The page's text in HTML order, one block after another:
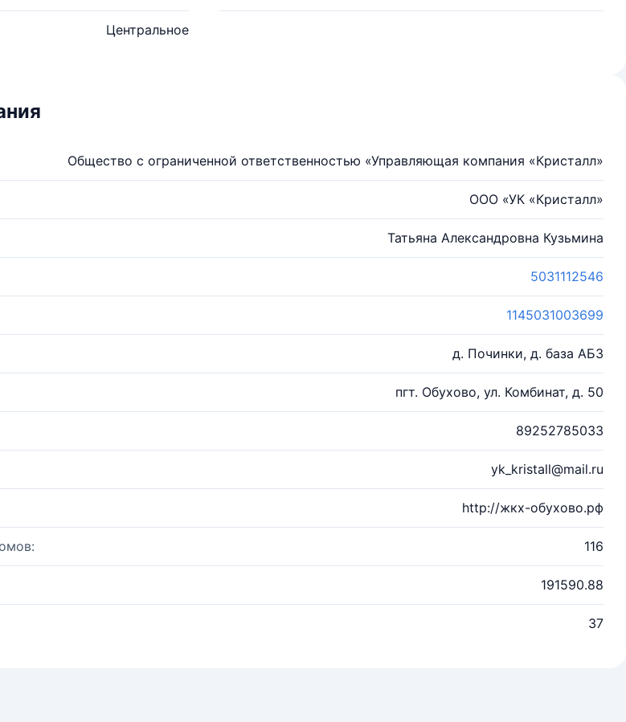
Центральное
Общество с ограниченной ответственностью «Управляющая компания «Кристалл»
ООО «УК «Кристалл»
Татьяна Александровна Кузьмина
5031112546
1145031003699
д. Починки, д. база АБЗ
пгт. Обухово, ул. Комбинат, д. 50
89252785033
yk_kristall@mail.ru
http://жкх-обухово.рф
116
191590.88
37